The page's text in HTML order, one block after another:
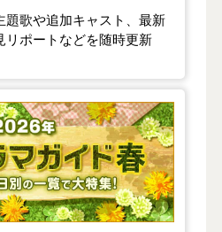
題歌や追加キャスト、最新
ポートなどを随時更新
ラマガイド